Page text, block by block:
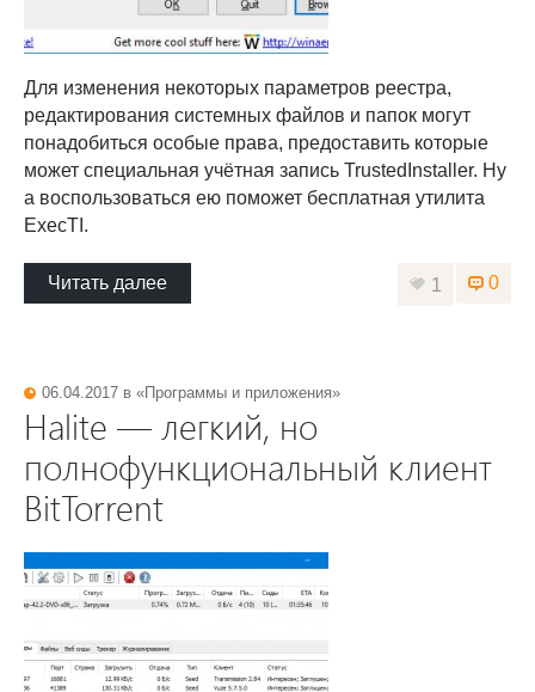
Для изменения некоторых параметров реестра,
редактирования системных файлов и папок могут
понадобиться особые права, предоставить которые
может специальная учётная запись TrustedInstaller. Ну
а воспользоваться ею поможет бесплатная утилита
ExecTI.
0
1
Читать далее
06.04.2017 в «Программы и приложения»
Halite — легкий, но
полнофункциональный клиент
BitTorrent